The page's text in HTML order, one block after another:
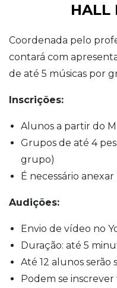
HALL
Coordenada pelo
contará com
de até 5 músicas por
Inscrições:
Alunos a partir do
Grupos de até 4
grupo)
É necessário
Audições:
Envio de vídeo no
Duração: até 5
Até 12 alunos serão
Podem se